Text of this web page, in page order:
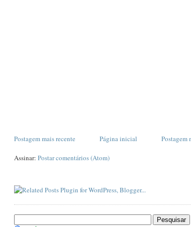
Postagem mais recente Postagem
Página inicial
Assinar: Postar comentários (Atom)